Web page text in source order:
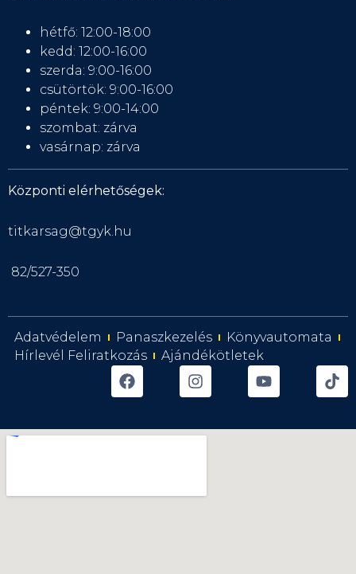
hétfő: 12:00-18:00
kedd: 12:00-16:00
szerda: 9:00-16:00
csütörtök: 9:00-16:00
péntek: 9:00-14:00
szombat: zárva
vasárnap: zárva
Központi elérhetőségek:
titkarsag@tgyk.hu
82/527-350
Adatvédelem Panaszkezelés
Könyvautomata
Hírlevél Feliratkozás
Ajándékötletek